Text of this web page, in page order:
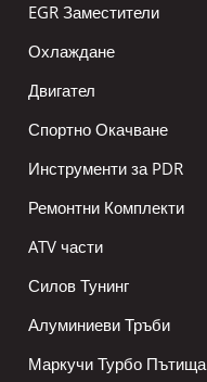
EGR Заместители
Охлаждане
Двигател
Спортно Окачване
Инструменти за PDR
Ремонтни Комплекти
ATV части
Силов Тунинг
Алуминиеви Тръби
Маркучи Турбо Пътища